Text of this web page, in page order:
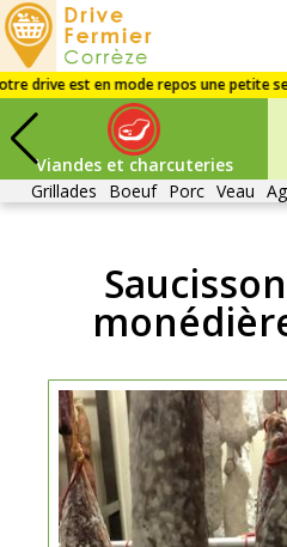
Corrèze
Viandes et charcuteries
Grillades
Boeuf Porc Veau